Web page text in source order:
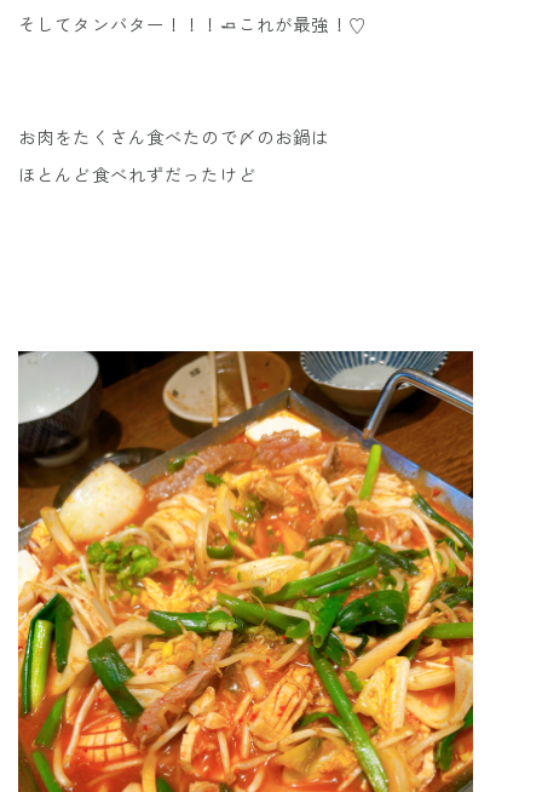
そしてタンバター！！！🧈これが最強！♡
お肉をたくさん食べたので〆のお鍋は
ほとんど食べれずだったけど